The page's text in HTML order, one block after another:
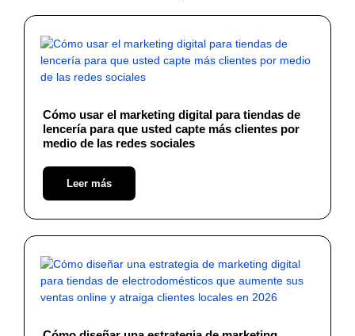
Cómo usar el marketing digital para tiendas de
lencería para que usted capte más clientes por
medio de las redes sociales
Leer más